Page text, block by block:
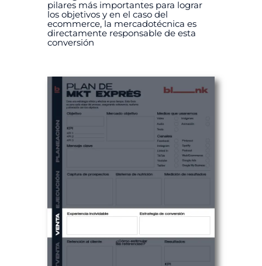
pilares más importantes para lograr
los objetivos y en el caso del
ecommerce, la mercadotécnica es
directamente responsable de esta
conversión